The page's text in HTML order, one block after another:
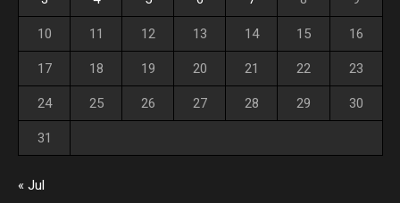
10 11 12 13 14 15 16
17 18 19 20 21 22 23
24 25 26 27 28 29 30
31
« Jul